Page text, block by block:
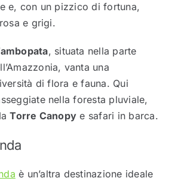
e, con un pizzico di fortuna,
e grigi.
, situata nella parte
vanta una
di flora e fauna. Qui
nella foresta pluviale,
Torre Canopy e safari in barca.
è un’altra destinazione ideale